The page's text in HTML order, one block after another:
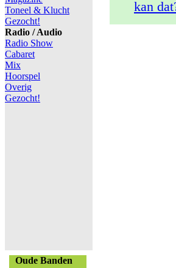
Toneel & Klucht
Gezocht!
Radio / Audio
Radio Show
Cabaret
Mix
Hoorspel
Overig
Gezocht!
Oude Banden
kan